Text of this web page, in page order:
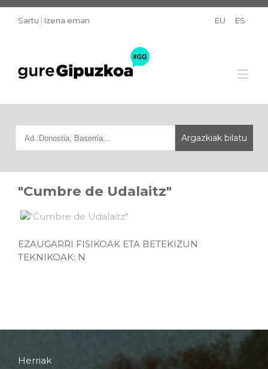
Sartu | Izena eman EU ES
"Cumbre de Udalaitz"
EZAUGARRI FISIKOAK ETA BETEKIZUN
TEKNIKOAK: N
Herriak